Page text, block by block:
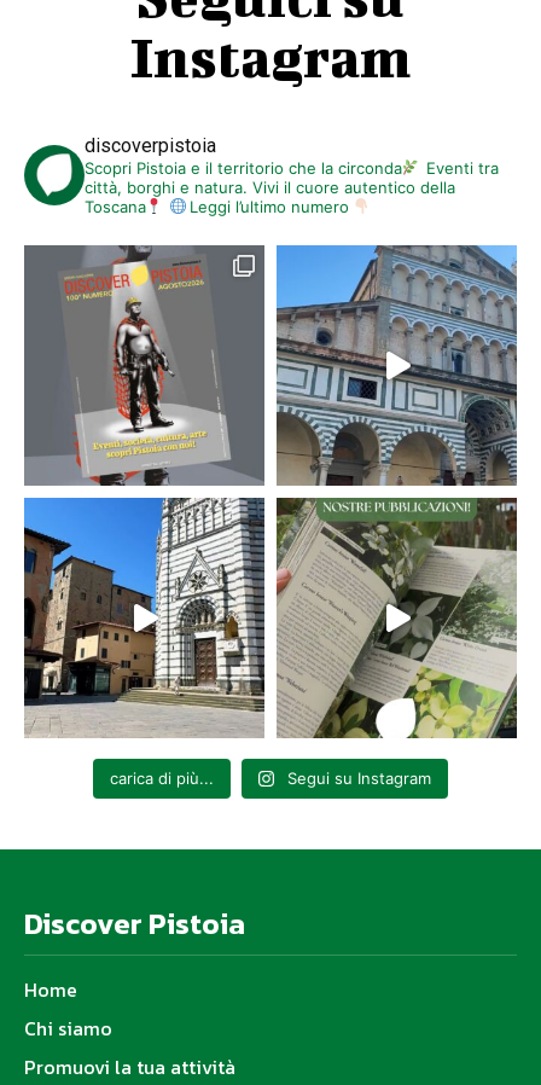
Instagram
discoverpistoia
Scopri Pistoia e il territorio che la circonda
Eventi tra
città, borghi e natura. Vivi il cuore autentico della
Toscana
Leggi l’ultimo numero
carica di più... Segui su Instagram
Discover Pistoia
Home
Chi siamo
Promuovi la tua attività